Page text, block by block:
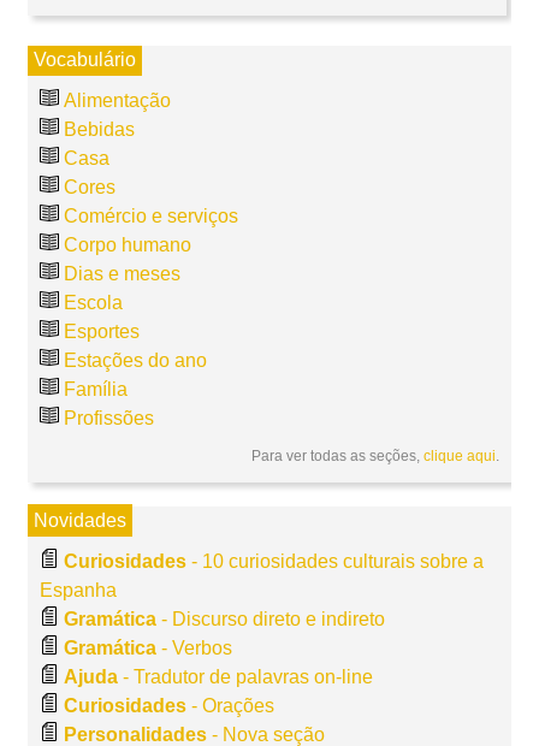
Vocabulário
Alimentação
Bebidas
Casa
Cores
Comércio e serviços
Corpo humano
Dias e meses
Escola
Esportes
Estações do ano
Família
Profissões
Para ver todas as seções, clique aqui.
Novidades
Curiosidades - 10 curiosidades culturais sobre a
Espanha
Gramática - Discurso direto e indireto
Gramática - Verbos
Ajuda - Tradutor de palavras on-line
Curiosidades - Orações
Personalidades - Nova seção